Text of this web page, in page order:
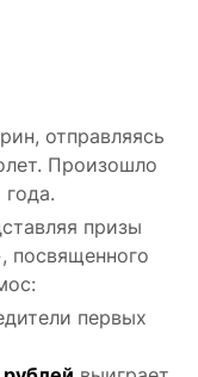
отправляясь
Произошло
года.
призы
посвященного
первых